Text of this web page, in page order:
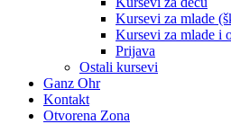
Kursevi za mlade
Kursevi za mlade i
Prijava
Ostali kursevi
Ganz Ohr
Kontakt
Otvorena Zona